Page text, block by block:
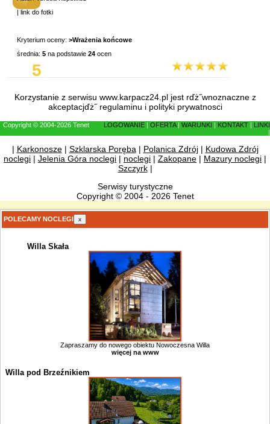
| link do fotki
Kryterium oceny: >Wrażenia końcowe
średnia: 5 na podstawie 24 ocen
5
Korzystanie z serwisu www.karpacz24.pl jest rďż˝wnoznaczne z
akceptacjďż˝ regulaminu i polityki prywatnosci
Copyright © 2004-2026 Tenet LOGOWANIE OFERTA| WARUNKI KONTAKT
LINKI
| Karkonosze| Szklarska Poręba| Polanica Zdrój| Kudowa Zdrój
noclegi | Jelenia Góra noclegi | noclegi | Zakopane | Mazury noclegi |
Szczyrk|
Serwisy turystyczne
Copyright © 2004 - 2026 Tenet
POLECAMY NOCLEGI x
Willa Skała
Zapraszamy do nowego obiektu Nowoczesna Willa
więcej na www
Willa pod Brzeźnikiem